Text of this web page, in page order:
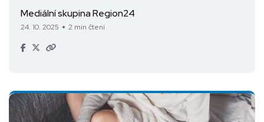
Mediální skupina Region24
24. 10. 2025 2 min čtení